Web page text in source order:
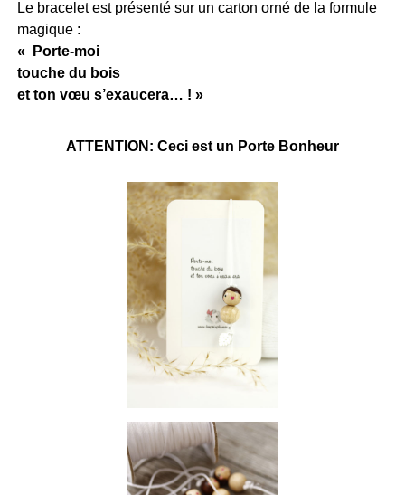
Le bracelet est présenté sur un carton orné de la formule
magique :
« Porte-moi
touche du bois
et ton vœu s’exaucera… ! »
ATTENTION: Ceci est un Porte Bonheur